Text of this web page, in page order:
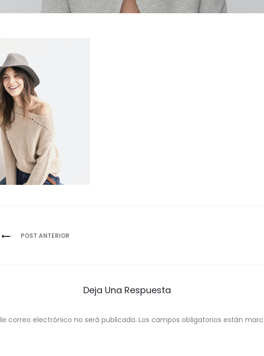
POST ANTERIOR
Deja Una Respuesta
correo electrónico no será publicada. Los campos obligatorios están